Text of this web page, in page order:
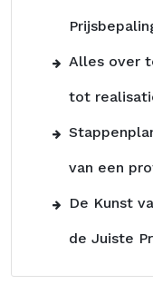
Alles over
tot
van een
De Kunst
de Juiste